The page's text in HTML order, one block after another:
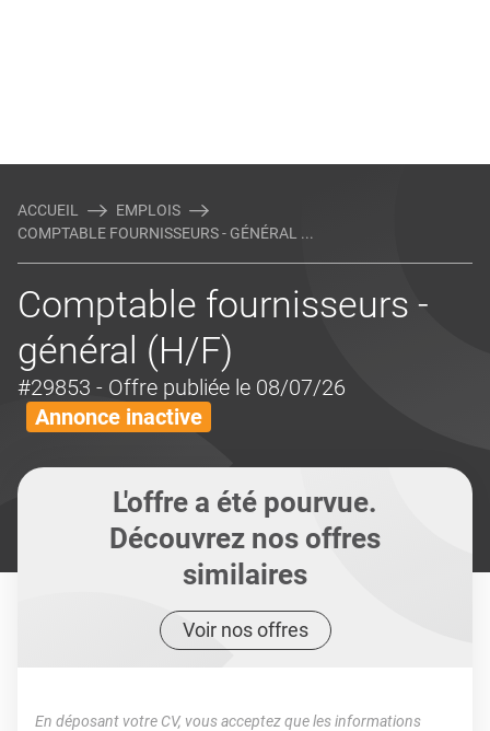
ACCUEIL
EMPLOIS
COMPTABLE FOURNISSEURS - GÉNÉRAL ...
Comptable fournisseurs -
général (H/F)
#29853 - Offre publiée le 08/07/26
Annonce inactive
L'offre a été pourvue.
Découvrez nos offres
similaires
Voir nos offres
En déposant votre CV, vous acceptez que les informations